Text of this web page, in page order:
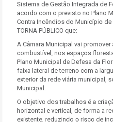
Sistema de Gestão Integrada de
acordo com o previsto no Plano
Contra Incêndios do Município de
TORNA PÚBLICO que:
A Câmara Municipal vai
combustível, nos espaços
Plano Municipal de Defesa da
faixa lateral de terreno com a
exterior da rede viária municipal,
Municipal.
O objetivo dos trabalhos é a
horizontal e vertical, de forma a
existente, reduzindo o risco de